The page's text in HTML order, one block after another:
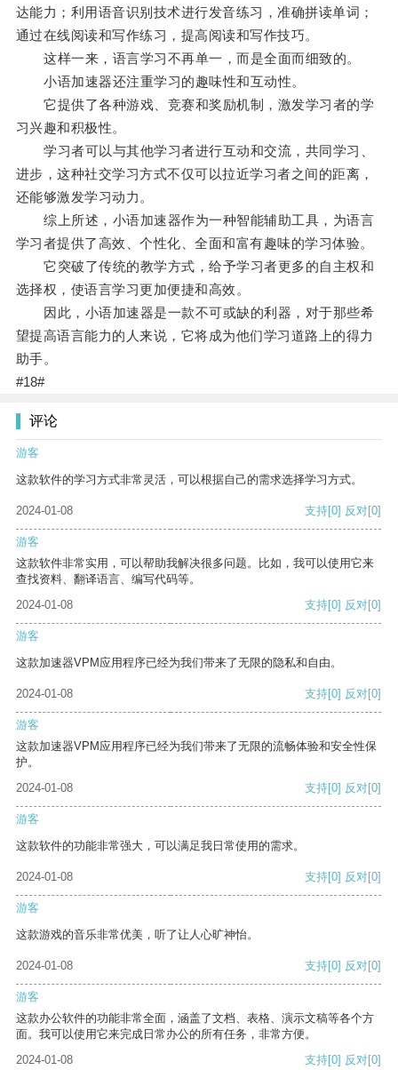
达能力；利用语音识别技术进行发音练习，准确拼读单词；
通过在线阅读和写作练习，提高阅读和写作技巧。
这样一来，语言学习不再单一，而是全面而细致的。
小语加速器还注重学习的趣味性和互动性。
它提供了各种游戏、竞赛和奖励机制，激发学习者的学
习兴趣和积极性。
学习者可以与其他学习者进行互动和交流，共同学习、
进步，这种社交学习方式不仅可以拉近学习者之间的距离，
还能够激发学习动力。
综上所述，小语加速器作为一种智能辅助工具，为语言
学习者提供了高效、个性化、全面和富有趣味的学习体验。
它突破了传统的教学方式，给予学习者更多的自主权和
选择权，使语言学习更加便捷和高效。
因此，小语加速器是一款不可或缺的利器，对于那些希
望提高语言能力的人来说，它将成为他们学习道路上的得力
助手。
#18#
评论
游客
这款软件的学习方式非常灵活，可以根据自己的需求选择学习方式。
2024-01-08 支持[0] 反对[0]
游客
这款软件非常实用，可以帮助我解决很多问题。比如，我可以使用它来
查找资料、翻译语言、编写代码等。
2024-01-08
支持[0] 反对[0]
游客
这款加速器VPM应用程序已经为我们带来了无限的隐私和自由。
2024-01-08 支持[0] 反对[0]
游客
这款加速器VPM应用程序已经为我们带来了无限的流畅体验和安全性保
护。
2024-01-08
支持[0] 反对[0]
游客
这款软件的功能非常强大，可以满足我日常使用的需求。
2024-01-08 支持[0] 反对[0]
游客
这款游戏的音乐非常优美，听了让人心旷神怡。
2024-01-08 支持[0] 反对[0]
游客
这款办公软件的功能非常全面，涵盖了文档、表格、演示文稿等各个方
面。我可以使用它来完成日常办公的所有任务，非常方便。
2024-01-08
支持[0] 反对[0]